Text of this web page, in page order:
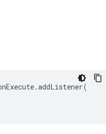
.addListener(